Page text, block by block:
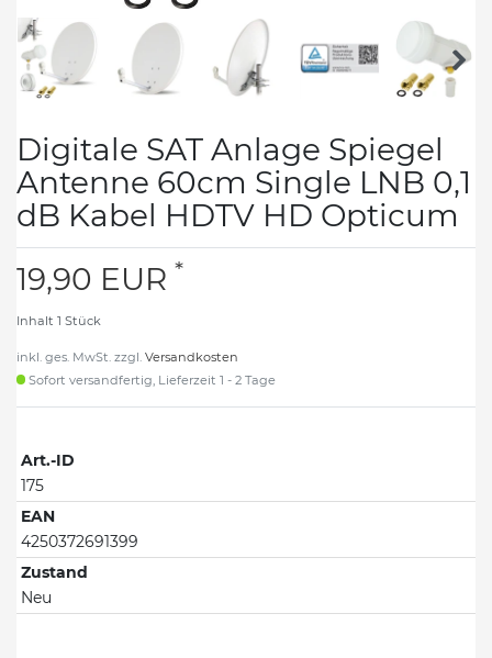
Digitale SAT Anlage Spiegel
Antenne 60cm Single LNB 0,1
dB Kabel HDTV HD Opticum
19,90 EUR *
Inhalt 1 Stück
inkl. ges. MwSt. zzgl. Versandkosten
Sofort versandfertig, Lieferzeit 1 - 2 Tage
Art.-ID
175
EAN
4250372691399
Zustand
Neu